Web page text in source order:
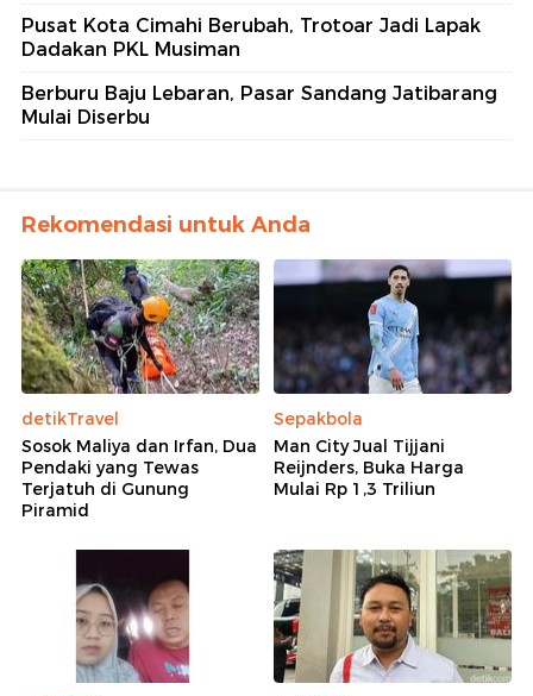
Pusat Kota Cimahi Berubah, Trotoar Jadi Lapak
Dadakan PKL Musiman
Berburu Baju Lebaran, Pasar Sandang Jatibarang
Mulai Diserbu
Rekomendasi untuk Anda
detikTravel
Sosok Maliya dan Irfan, Dua
Pendaki yang Tewas
Terjatuh di Gunung
Piramid
Sepakbola
Man City Jual Tijjani
Reijnders, Buka Harga
Mulai Rp 1,3 Triliun